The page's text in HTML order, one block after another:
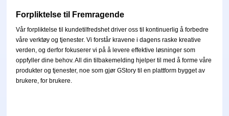
Forpliktelse til Fremragende
Vår forpliktelse til kundetilfredshet driver oss til kontinuerlig å forbedre
våre verktøy og tjenester. Vi forstår kravene i dagens raske kreative
verden, og derfor fokuserer vi på å levere effektive løsninger som
oppfyller dine behov. All din tilbakemelding hjelper til med å forme våre
produkter og tjenester, noe som gjør GStory til en plattform bygget av
brukere, for brukere.